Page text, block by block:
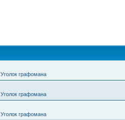
Уголок графомана
Уголок графомана
Уголок графомана